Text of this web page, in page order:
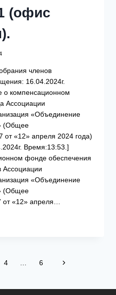
(офис
членов
16.04.2024г.
о компенсационном
Ассоциации
«Объединение
(Общее
«12» апреля 2024 года)
Время:13:53.]
фонде обеспечения
Ассоциации
«Объединение
(Общее
«12» апреля…
4 6
Следующая